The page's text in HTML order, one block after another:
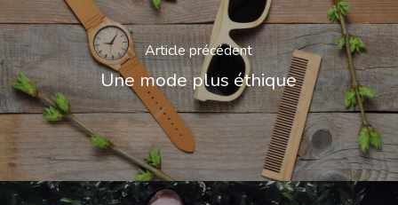
Article précédent
Une mode plus éthique